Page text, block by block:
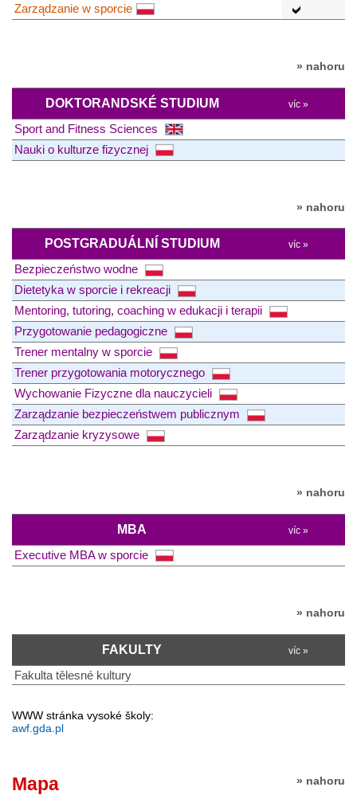
Zarządzanie w sporcie
» nahoru
DOKTORANDSKÉ STUDIUM víc »
Sport and Fitness Sciences
Nauki o kulturze fizycznej
» nahoru
POSTGRADUÁLNÍ STUDIUM víc »
Bezpieczeństwo wodne
Dietetyka w sporcie i rekreacji
Mentoring, tutoring, coaching w edukacji i terapii
Przygotowanie pedagogiczne
Trener mentalny w sporcie
Trener przygotowania motorycznego
Wychowanie Fizyczne dla nauczycieli
Zarządzanie bezpieczeństwem publicznym
Zarządzanie kryzysowe
» nahoru
MBA víc »
Executive MBA w sporcie
» nahoru
FAKULTY víc »
Fakulta tělesné kultury
WWW stránka vysoké školy:
awf.gda.pl
» nahoru
Mapa